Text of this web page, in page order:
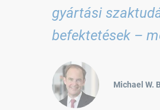
gyártási
befektetések –
Michael W.